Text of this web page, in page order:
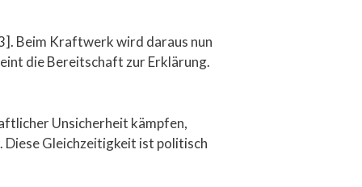
Beim Kraftwerk wird daraus nun
die Bereitschaft zur Erklärung.
Unsicherheit kämpfen,
Gleichzeitigkeit ist politisch